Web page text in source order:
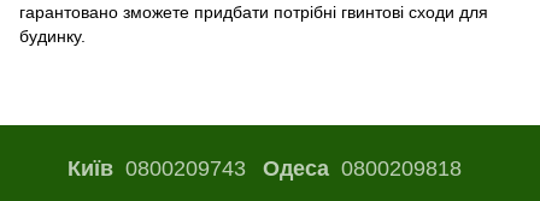
гарантовано зможете придбати потрібні гвинтові сходи для
будинку.
Київ0800209743 Одеса0800209818